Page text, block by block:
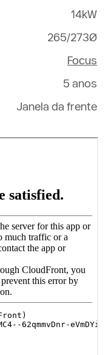
14kW
265/273Ø
Focus
5 anos
Janela da frente